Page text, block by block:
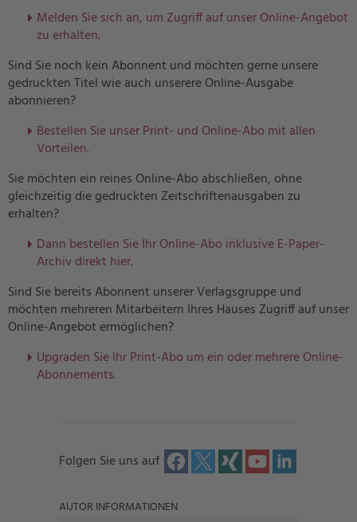
Melden Sie sich an, um Zugriff auf unser Online-Angebot
zu erhalten.
Sind Sie noch kein Abonnent und möchten gerne unsere
gedruckten Titel wie auch unserere Online-Ausgabe
abonnieren?
Bestellen Sie unser Print- und Online-Abo mit allen
Vorteilen.
Sie möchten ein reines Online-Abo abschließen, ohne
gleichzeitig die gedruckten Zeitschriftenausgaben zu
erhalten?
Dann bestellen Sie Ihr Online-Abo inklusive E-Paper-
Archiv direkt hier.
Sind Sie bereits Abonnent unserer Verlagsgruppe und
möchten mehreren Mitarbeitern Ihres Hauses Zugriff auf unser
Online-Angebot ermöglichen?
Upgraden Sie Ihr Print-Abo um ein oder mehrere Online-
Abonnements.
Folgen Sie uns auf
AUTOR INFORMATIONEN